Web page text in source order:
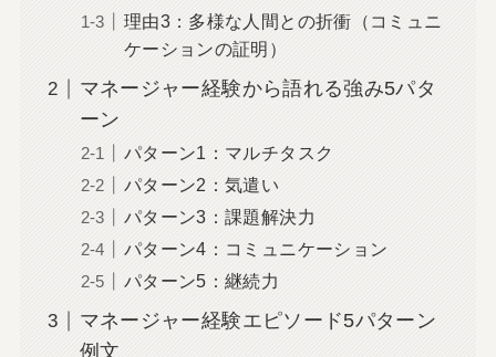
理由3：多様な人間との折衝（コミュニ
ケーションの証明）
マネージャー経験から語れる強み5パタ
ーン
パターン1：マルチタスク
パターン2：気遣い
パターン3：課題解決力
パターン4：コミュニケーション
パターン5：継続力
マネージャー経験エピソード5パターン
例文